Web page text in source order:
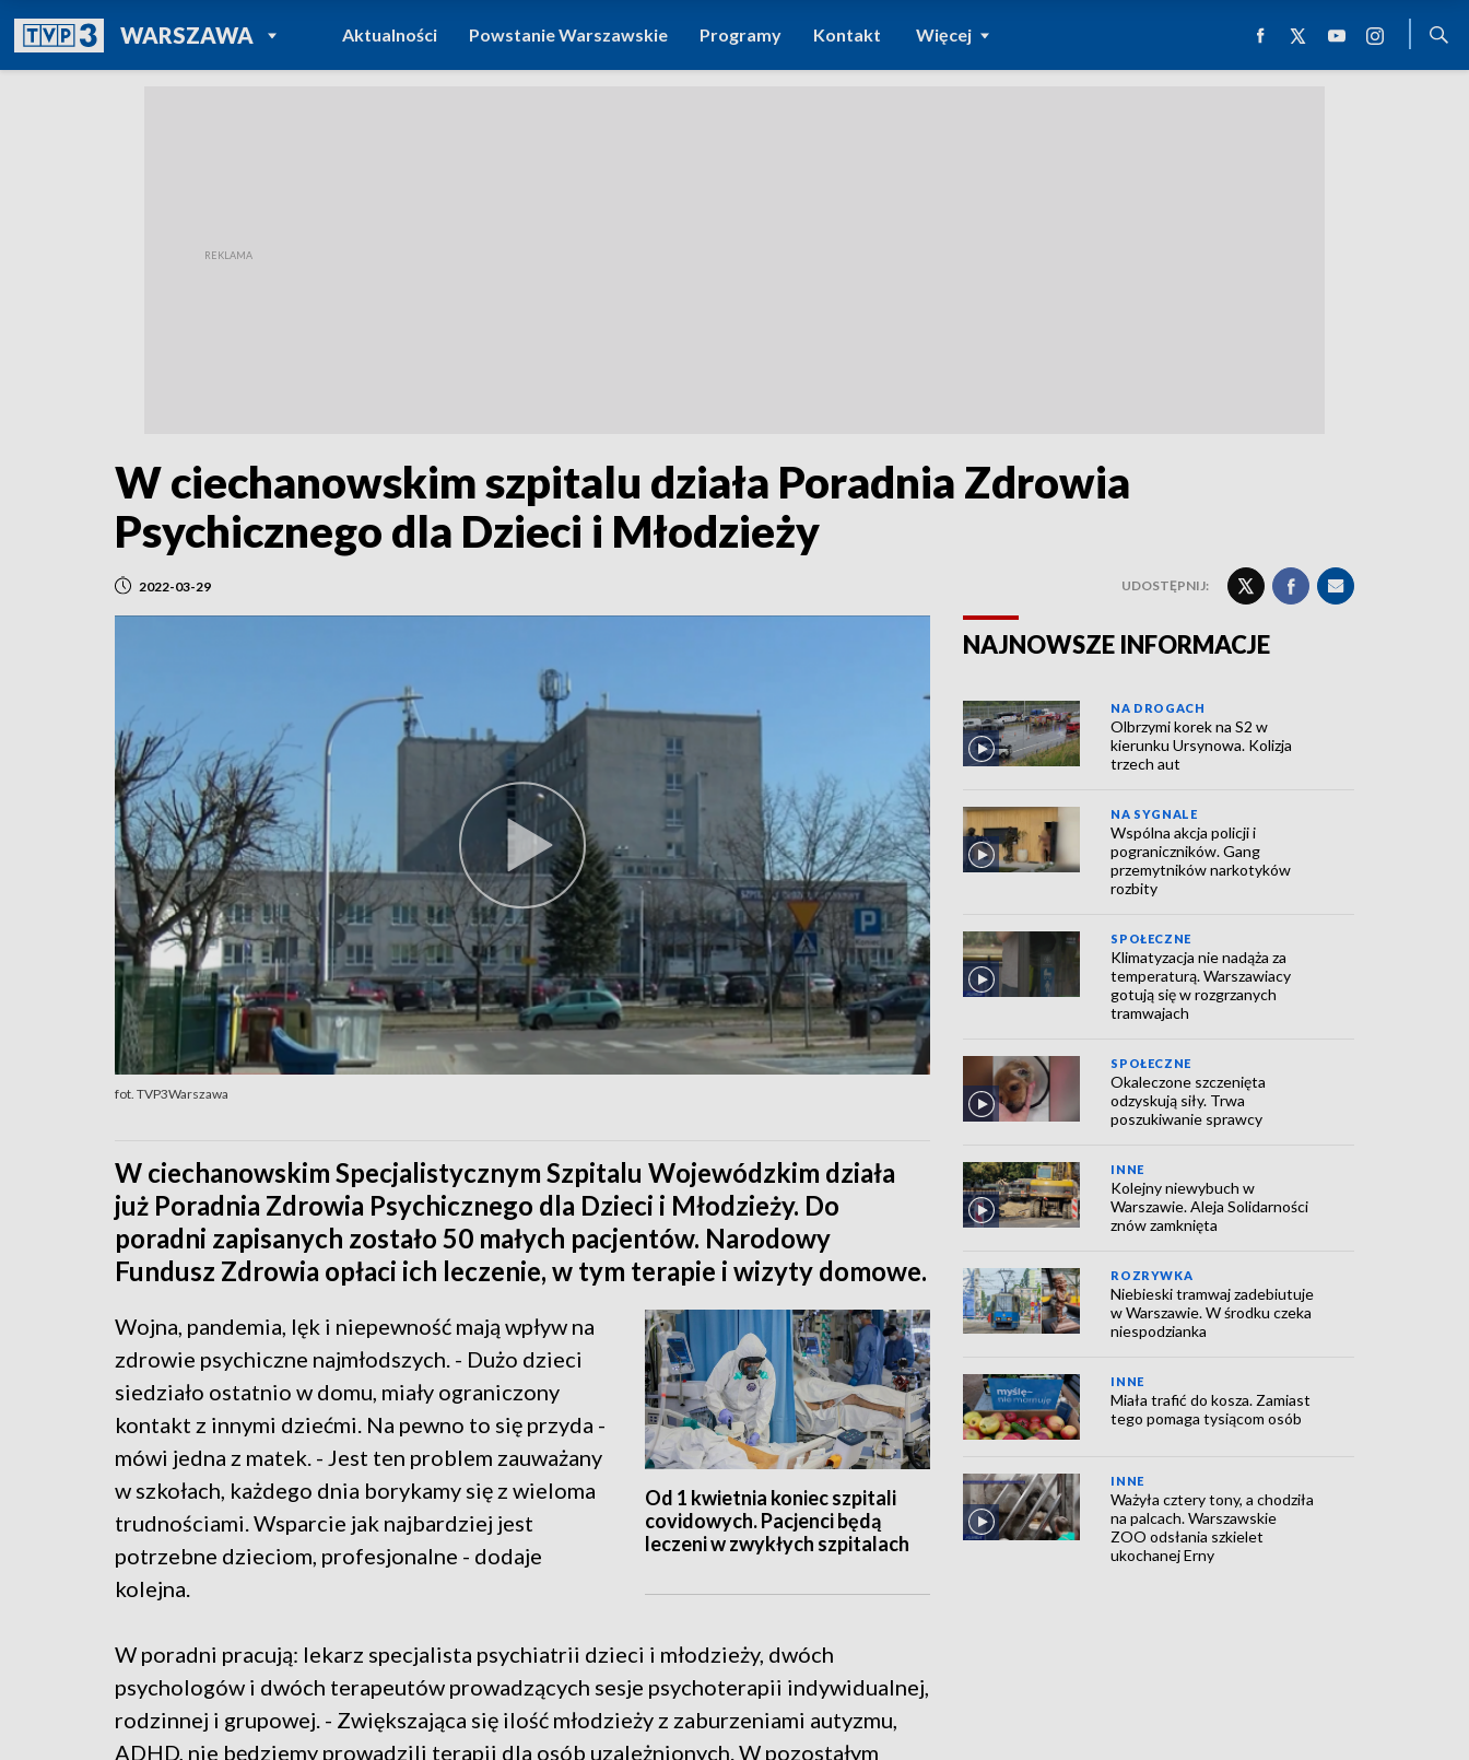
WARSZAWAPOWRÓT DO
TVP REGIONY
Aktualności Powstanie Warszawskie Programy Kontakt Więcej
W ciechanowskim szpitalu działa Poradnia Zdrowia
Psychicznego dla Dzieci i Młodzieży
2022-03-29 UDOSTĘPNIJ:
fot. TVP3Warszawa
W ciechanowskim Specjalistycznym Szpitalu Wojewódzkim działa
już Poradnia Zdrowia Psychicznego dla Dzieci i Młodzieży. Do
poradni zapisanych zostało 50 małych pacjentów. Narodowy
Fundusz Zdrowia opłaci ich leczenie, w tym terapie i wizyty domowe.
Od 1 kwietnia koniec szpitali
covidowych. Pacjenci będą
leczeni w zwykłych szpitalach
Wojna, pandemia, lęk i niepewność mają wpływ na
zdrowie psychiczne najmłodszych. - Dużo dzieci
siedziało ostatnio w domu, miały ograniczony
kontakt z innymi dziećmi. Na pewno to się przyda -
mówi jedna z matek. - Jest ten problem zauważany
w szkołach, każdego dnia borykamy się z wieloma
trudnościami. Wsparcie jak najbardziej jest
potrzebne dzieciom, profesjonalne - dodaje
kolejna.
W poradni pracują: lekarz specjalista psychiatrii dzieci i młodzieży, dwóch
psychologów i dwóch terapeutów prowadzących sesje psychoterapii indywidualnej,
rodzinnej i grupowej. - Zwiększająca się ilość młodzieży z zaburzeniami autyzmu,
ADHD, nie będziemy prowadzili terapii dla osób uzależnionych. W pozostałym
NAJNOWSZE INFORMACJE
NA DROGACH
Olbrzymi korek na S2 w
kierunku Ursynowa. Kolizja
trzech aut
NA SYGNALE
Wspólna akcja policji i
pograniczników. Gang
przemytników narkotyków
rozbity
SPOŁECZNE
Klimatyzacja nie nadąża za
temperaturą. Warszawiacy
gotują się w rozgrzanych
tramwajach
SPOŁECZNE
Okaleczone szczenięta
odzyskują siły. Trwa
poszukiwanie sprawcy
INNE
Kolejny niewybuch w
Warszawie. Aleja Solidarności
znów zamknięta
ROZRYWKA
Niebieski tramwaj zadebiutuje
w Warszawie. W środku czeka
niespodzianka
INNE
Miała trafić do kosza. Zamiast
tego pomaga tysiącom osób
INNE
Ważyła cztery tony, a chodziła
na palcach. Warszawskie
ZOO odsłania szkielet
ukochanej Erny